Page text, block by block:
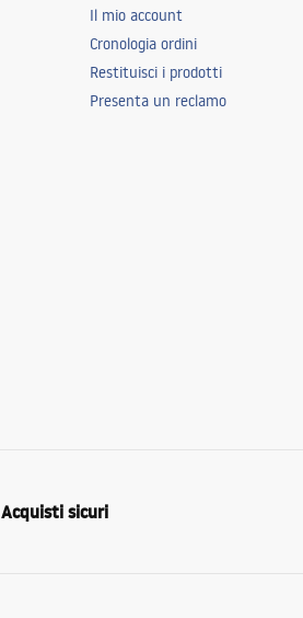
Il mio account
Cronologia ordini
Restituisci i prodotti
Presenta un reclamo
Acquisti sicuri